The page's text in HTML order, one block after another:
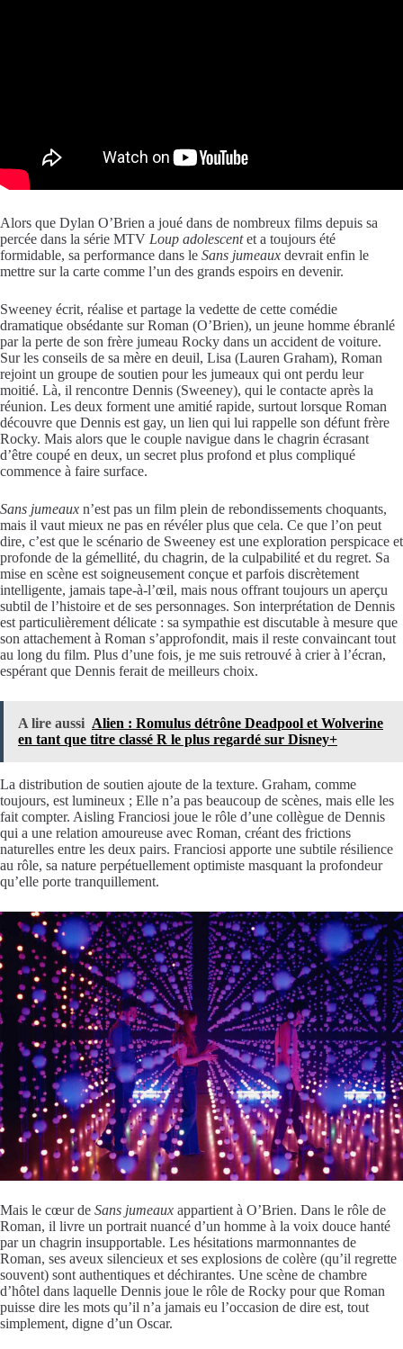
Alors que Dylan O’Brien a joué dans de nombreux films depuis sa
percée dans la série MTV Loup adolescentet a toujours été
formidable, sa performance dans le Sans jumeaux devrait enfin le
mettre sur la carte comme l’un des grands espoirs en devenir.
Sweeney écrit, réalise et partage la vedette de cette comédie
dramatique obsédante sur Roman (O’Brien), un jeune homme ébranlé
par la perte de son frère jumeau Rocky dans un accident de voiture.
Sur les conseils de sa mère en deuil, Lisa (Lauren Graham), Roman
rejoint un groupe de soutien pour les jumeaux qui ont perdu leur
moitié. Là, il rencontre Dennis (Sweeney), qui le contacte après la
réunion. Les deux forment une amitié rapide, surtout lorsque Roman
découvre que Dennis est gay, un lien qui lui rappelle son défunt frère
Rocky. Mais alors que le couple navigue dans le chagrin écrasant
d’être coupé en deux, un secret plus profond et plus compliqué
commence à faire surface.
Sans jumeaux n’est pas un film plein de rebondissements choquants,
mais il vaut mieux ne pas en révéler plus que cela. Ce que l’on peut
dire, c’est que le scénario de Sweeney est une exploration perspicace et
profonde de la gémellité, du chagrin, de la culpabilité et du regret. Sa
mise en scène est soigneusement conçue et parfois discrètement
intelligente, jamais tape-à-l’œil, mais nous offrant toujours un aperçu
subtil de l’histoire et de ses personnages. Son interprétation de Dennis
est particulièrement délicate : sa sympathie est discutable à mesure que
son attachement à Roman s’approfondit, mais il reste convaincant tout
au long du film. Plus d’une fois, je me suis retrouvé à crier à l’écran,
espérant que Dennis ferait de meilleurs choix.
A lire aussi Alien : Romulus détrône Deadpool et Wolverine
en tant que titre classé R le plus regardé sur Disney+
La distribution de soutien ajoute de la texture. Graham, comme
toujours, est lumineux ; Elle n’a pas beaucoup de scènes, mais elle les
fait compter. Aisling Franciosi joue le rôle d’une collègue de Dennis
qui a une relation amoureuse avec Roman, créant des frictions
naturelles entre les deux pairs. Franciosi apporte une subtile résilience
au rôle, sa nature perpétuellement optimiste masquant la profondeur
qu’elle porte tranquillement.
Mais le cœur de Sans jumeaux appartient à O’Brien. Dans le rôle de
Roman, il livre un portrait nuancé d’un homme à la voix douce hanté
par un chagrin insupportable. Les hésitations marmonnantes de
Roman, ses aveux silencieux et ses explosions de colère (qu’il regrette
souvent) sont authentiques et déchirantes. Une scène de chambre
d’hôtel dans laquelle Dennis joue le rôle de Rocky pour que Roman
puisse dire les mots qu’il n’a jamais eu l’occasion de dire est, tout
simplement, digne d’un Oscar.